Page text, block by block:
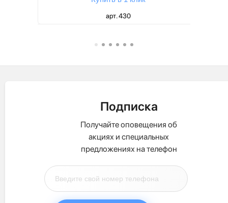
арт. 430
Подписка
Получайте оповещения об
акциях и специальных
предложениях на телефон